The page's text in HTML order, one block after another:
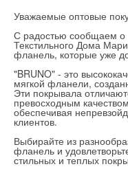
Уважаемые оптовые
С радостью сообщаем о
Текстильного Дома
фланель, которые уже
"BRUNO" - это
мягкой фланели,
Эти покрывала
превосходным
обеспечивая
клиентов.
Выбирайте из
фланель и
стильных и теплых